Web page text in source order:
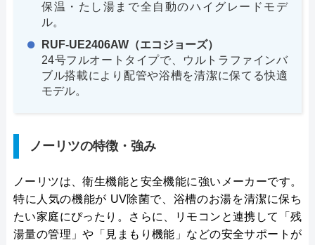
保温・たし湯まで全自動のハイグレードモデ
ル。
RUF-UE2406AW（エコジョーズ）
24号フルオートタイプで、ウルトラファインバ
ブル搭載により配管や浴槽を清潔に保てる快適
モデル。
ノーリツの特徴・強み
ノーリツは、衛生機能と安全機能に強いメーカーです。
特に人気の機能が UV除菌で、浴槽のお湯を清潔に保ち
たい家庭にぴったり。さらに、リモコンと連携して「残
湯量の管理」や「見まもり機能」などの安全サポートが